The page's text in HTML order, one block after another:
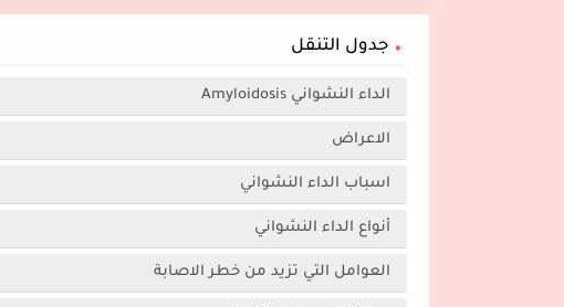
جدول التنقل
الداء النشواني Amyloidosis
الاعراض
اسباب الداء النشواني
أنواع الداء النشواني
العوامل التي تزيد من خطر الاصابة